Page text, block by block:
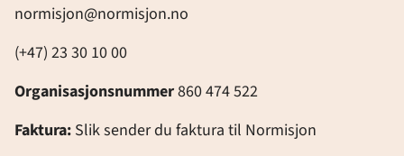
normisjon@normisjon.no
(+47) 23 30 10 00
Organisasjonsnummer860 474 522
Faktura: Slik sender du faktura til Normisjon